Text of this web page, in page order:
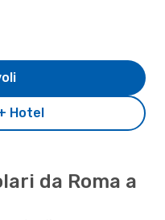
Hotel
da Roma a